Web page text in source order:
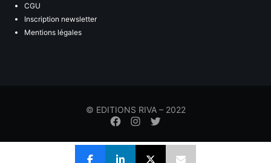
CGU
Inscription newsletter
Mentions légales
© EDITIONS RIVA – 2022
Élément
menude
de